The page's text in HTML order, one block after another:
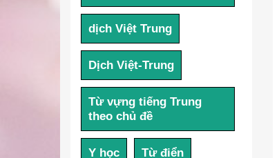
dịch Việt Trung
Dịch Việt-Trung
Từ vựng tiếng Trung
theo chủ đề
Y học Từ điển